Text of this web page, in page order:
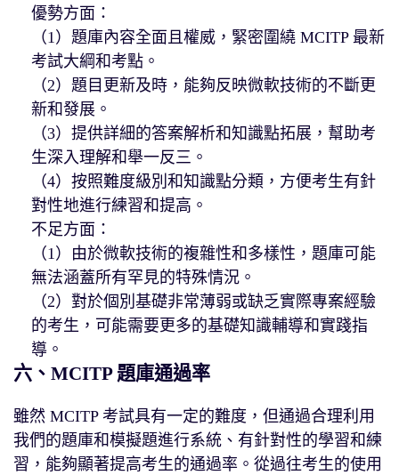
優勢方面：
（1）題庫內容全面且權威，緊密圍繞 MCITP 最新
考試大綱和考點。
（2）題目更新及時，能夠反映微軟技術的不斷更
新和發展。
（3）提供詳細的答案解析和知識點拓展，幫助考
生深入理解和舉一反三。
（4）按照難度級別和知識點分類，方便考生有針
對性地進行練習和提高。
不足方面：
（1）由於微軟技術的複雜性和多樣性，題庫可能
無法涵蓋所有罕見的特殊情況。
（2）對於個別基礎非常薄弱或缺乏實際專案經驗
的考生，可能需要更多的基礎知識輔導和實踐指
導。
六、MCITP 題庫通過率
雖然 MCITP 考試具有一定的難度，但通過合理利用
我們的題庫和模擬題進行系統、有針對性的學習和練
習，能夠顯著提高考生的通過率。從過往考生的使用